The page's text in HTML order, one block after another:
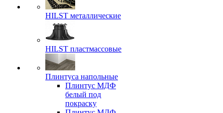
HILST металлические
HILST пластмассовые
Плинтуса напольные
Плинтус МДФ
белый под
покраску